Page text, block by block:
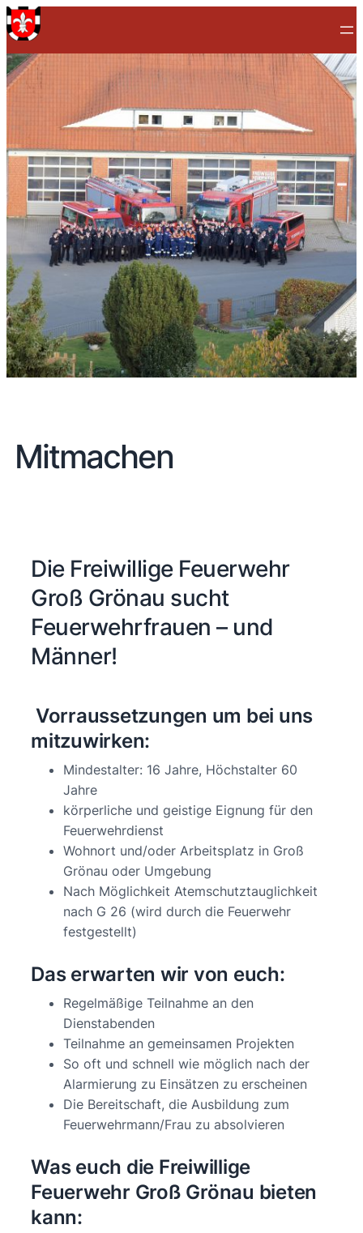
Mitmachen
Die Freiwillige Feuerwehr
Groß Grönau sucht
Feuerwehrfrauen – und
Männer!
Vorraussetzungen um bei uns
mitzuwirken:
Mindestalter: 16 Jahre, Höchstalter 60
Jahre
körperliche und geistige Eignung für den
Feuerwehrdienst
Wohnort und/oder Arbeitsplatz in Groß
Grönau oder Umgebung
Nach Möglichkeit Atemschutztauglichkeit
nach G 26 (wird durch die Feuerwehr
festgestellt)
Das erwarten wir von euch:
Regelmäßige Teilnahme an den
Dienstabenden
Teilnahme an gemeinsamen Projekten
So oft und schnell wie möglich nach der
Alarmierung zu Einsätzen zu erscheinen
Die Bereitschaft, die Ausbildung zum
Feuerwehrmann/Frau zu absolvieren
Was euch die Freiwillige
Feuerwehr Groß Grönau bieten
kann: